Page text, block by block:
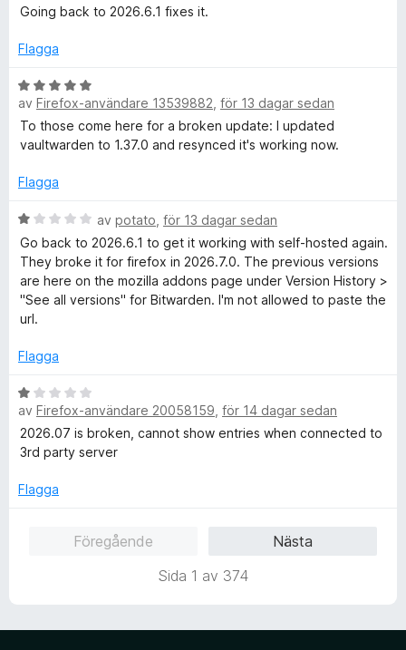
t
a
5
Going back to 2026.6.1 fixes it.
Flagga
B
e
t
y
s
t
t
5
a
v
5
av Firefox-användare 13539882 för 13 dagar sedan
To those come here for a broken update: I updated
vaultwarden to 1.37.0 and resynced it's working now.
Flagga
B
e
t
y
g
s
t
1
a
v
5
av potato för 13 dagar sedan
Go back to 2026.6.1 to get it working with self-hosted again.
They broke it for firefox in 2026.7.0. The previous versions
are here on the mozilla addons page under Version History >
"See all versions" for Bitwarden. I'm not allowed to paste the
url.
Flagga
B
e
t
y
s
av Firefox-användare 20058159 för 14 dagar sedan
2026.07 is broken, cannot show entries when connected to
3rd party server
Flagga
Föregående
Nästa
Sida 1 av 374